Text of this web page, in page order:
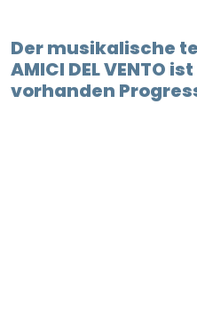
Der musikalische
AMICI DEL VENTO
vorhanden